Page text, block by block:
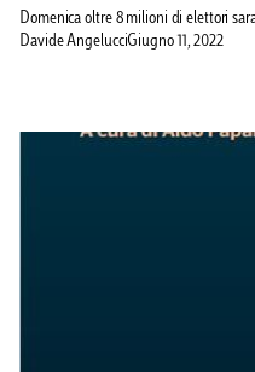
Domenica oltre 8 milioni di elettori
Davide AngelucciGiugno 11, 2022